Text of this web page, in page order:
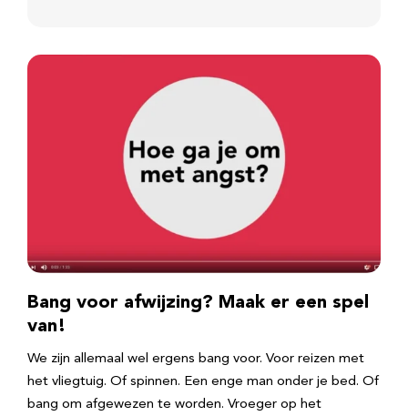
Bang voor afwijzing? Maak er een spel
van!
We zijn allemaal wel ergens bang voor. Voor reizen met
het vliegtuig. Of spinnen. Een enge man onder je bed. Of
bang om afgewezen te worden. Vroeger op het